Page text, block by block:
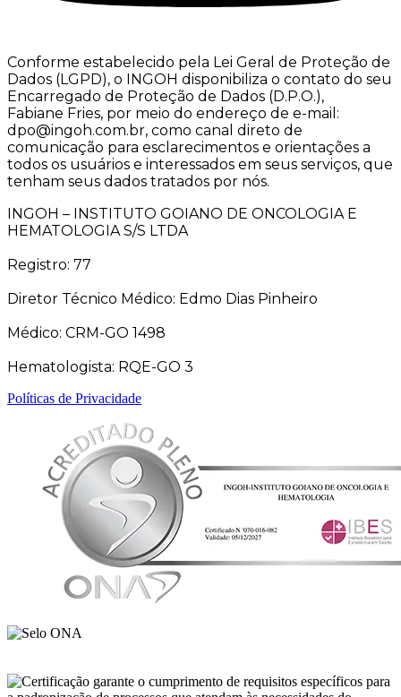
Conforme estabelecido pela Lei Geral de Proteção de
Dados (LGPD), o INGOH disponibiliza o contato do seu
Encarregado de Proteção de Dados (D.P.O.),
Fabiane Fries, por meio do endereço de e-mail:
dpo@ingoh.com.br, como canal direto de
comunicação para esclarecimentos e orientações a
todos os usuários e interessados em seus serviços, que
tenham seus dados tratados por nós.
INGOH – INSTITUTO GOIANO DE ONCOLOGIA E
HEMATOLOGIA S/S LTDA
Registro: 77
Diretor Técnico Médico: Edmo Dias Pinheiro
Médico: CRM-GO 1498
Hematologista: RQE-GO 3
Políticas de Privacidade